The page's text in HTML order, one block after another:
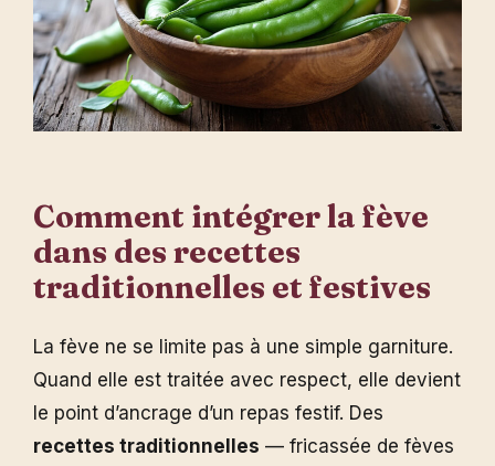
Comment intégrer la fève
dans des recettes
traditionnelles et festives
La fève ne se limite pas à une simple garniture.
Quand elle est traitée avec respect, elle devient
le point d’ancrage d’un repas festif. Des
recettes traditionnelles — fricassée de fèves